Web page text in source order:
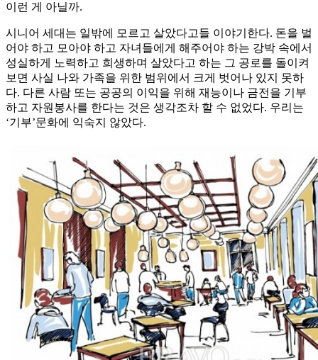
이런 게 아닐까.
시니어 세대는 일밖에 모르고 살았다고들 이야기한다. 돈을 벌
어야 하고 모아야 하고 자녀들에게 해주어야 하는 강박 속에서
성실하게 노력하고 희생하며 살았다고 하는 그 공로를 돌이켜
보면 사실 나와 가족을 위한 범위에서 크게 벗어나 있지 못하
다. 다른 사람 또는 공공의 이익을 위해 재능이나 금전을 기부
하고 자원봉사를 한다는 것은 생각조차 할 수 없었다. 우리는
‘기부’문화에 익숙지 않았다.